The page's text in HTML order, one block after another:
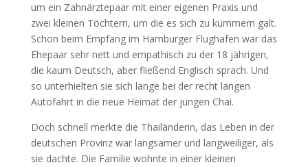
um ein Zahnärztepaar mit einer eigenen Praxis und
zwei kleinen Töchtern, um die es sich zu kümmern galt.
Schon beim Empfang im Hamburger Flughafen war das
Ehepaar sehr nett und empathisch zu der 18 jährigen,
die kaum Deutsch, aber fließend Englisch sprach. Und
so unterhielten sie sich lange bei der recht langen
Autofahrt in die neue Heimat der jungen Chai.
Doch schnell merkte die Thailänderin, das Leben in der
deutschen Provinz war langsamer und langweiliger, als
sie dachte. Die Familie wohnte in einer kleinen